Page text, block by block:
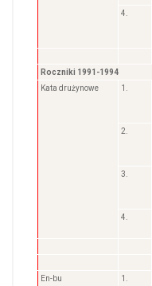
4.
Roczniki 1991-1994
Kata drużynowe
1.
2.
3.
4.
En-bu
1.